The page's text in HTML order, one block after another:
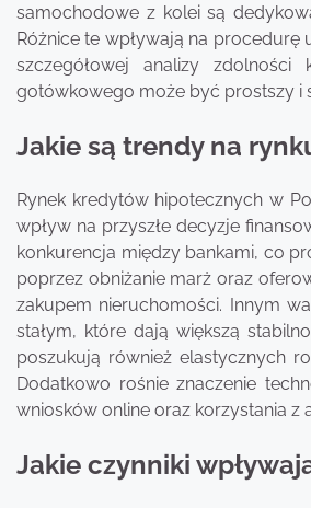
samochodowe z kolei są
Różnice te wpływają na
szczegółowej analizy
gotówkowego może być prostszy i
Jakie są trendy na
Rynek kredytów hipotecznych w
wpływ na przyszłe decyzje
konkurencja między bankami, co
poprzez obniżanie marż oraz
zakupem nieruchomości. Innym
stałym, które dają większą
poszukują również elastycznych
Dodatkowo rośnie znaczenie
wniosków online oraz korzystania z
Jakie czynniki